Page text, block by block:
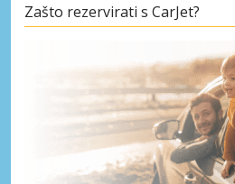
Zašto rezervirati s CarJet?
Posebni popusti
Pristupite ekskluzivnim
dobavljača